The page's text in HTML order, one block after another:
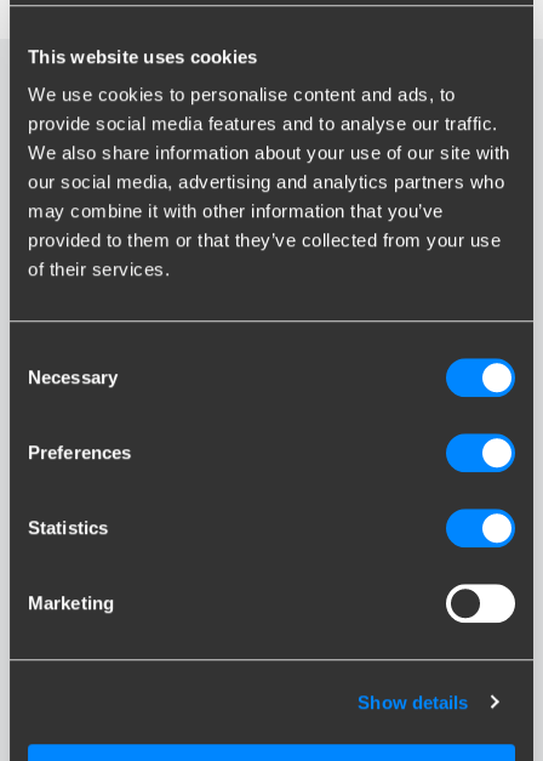
This website uses cookies
We use cookies to personalise content and ads, to
provide social media features and to analyse our traffic.
We also share information about your use of our site with
our social media, advertising and analytics partners who
may combine it with other information that you’ve
provided to them or that they’ve collected from your use
of their services.
Selection
Necessary
Preferences
Statistics
Marketing
Show details
MINI